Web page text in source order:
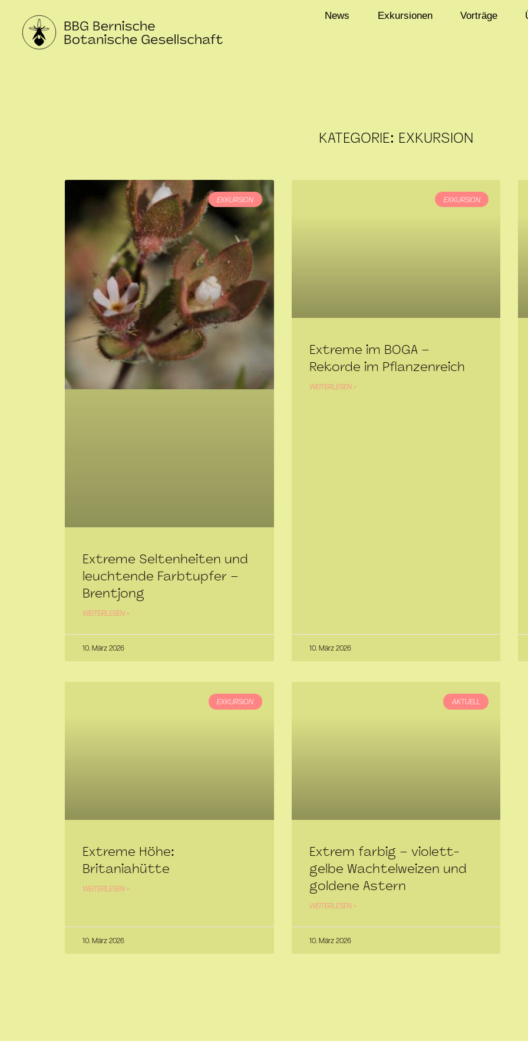
News Exkursionen Vorträge
KATEGORIE: EXKURSION
EXKURSION
Extreme Seltenheiten und
leuchtende Farbtupfer –
Brentjong
WEITERLESEN »
10. März 2026
EXKURSION
Extreme im BOGA –
Rekorde im Pflanzenreich
WEITERLESEN »
10. März 2026
EXKURSION
Extreme Höhe:
Britaniahütte
WEITERLESEN »
10. März 2026
AKTUELL
Extrem farbig – violett-
gelbe Wachtelweizen und
goldene Astern
WEITERLESEN »
10. März 2026